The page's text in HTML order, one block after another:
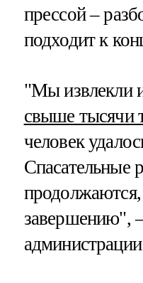
прессой –
подходит к
"Мы извлекли
свыше тысячи
человек
Спасательные
завершению",